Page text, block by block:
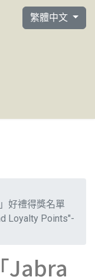
選擇你的語言
繁體中文
好禮得獎名單
Loyalty Points"-
Jabra